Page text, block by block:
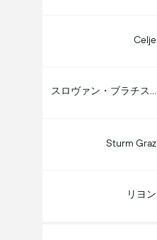
Celje
Sturm Graz
リヨン